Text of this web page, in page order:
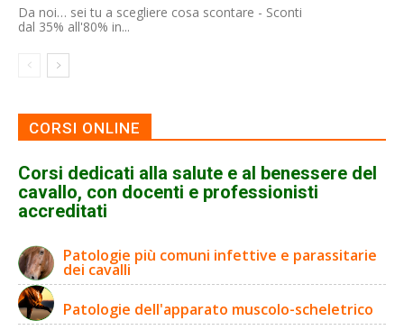
Da noi… sei tu a scegliere cosa scontare - Sconti
dal 35% all'80% in...
CORSI ONLINE
Corsi dedicati alla salute e al benessere del
cavallo, con docenti e professionisti
accreditati
Patologie più comuni infettive e parassitarie
dei cavalli
Patologie dell'apparato muscolo-scheletrico